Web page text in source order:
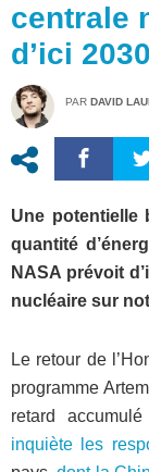
centrale
d’ici 2030
PAR DAVID
Une potentielle
quantité
NASA prévoit
nucléaire sur
Le retour de
programme
retard
inquiète les